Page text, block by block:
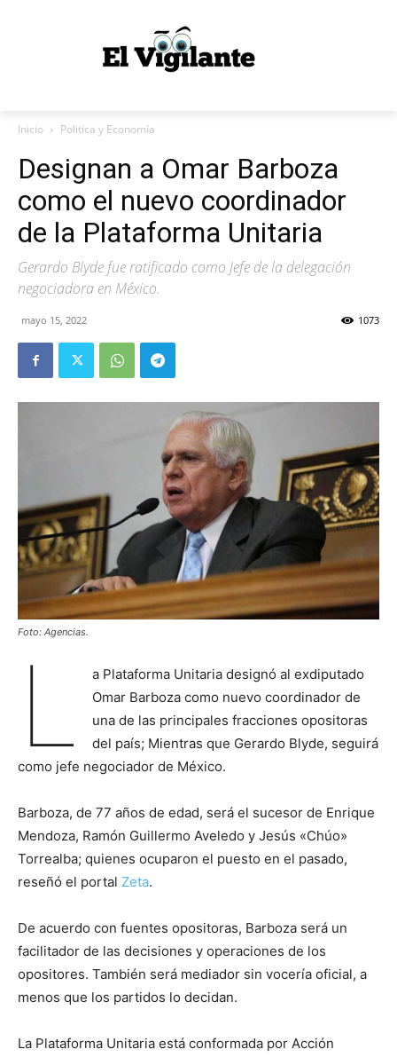
Inicio Politica y Economía
Designan a Omar Barboza
como el nuevo coordinador
de la Plataforma Unitaria
Gerardo Blyde fue ratificado como Jefe de la delegación
negociadora en México.
mayo 15, 2022 1073
Foto: Agencias.
L
a Plataforma Unitaria designó al exdiputado
Omar Barboza como nuevo coordinador de
una de las principales fracciones opositoras
del país; Mientras que Gerardo Blyde, seguirá
como jefe negociador de México.
Barboza, de 77 años de edad, será el sucesor de Enrique
Mendoza, Ramón Guillermo Aveledo y Jesús «Chúo»
Torrealba; quienes ocuparon el puesto en el pasado,
reseñó el portal Zeta.
De acuerdo con fuentes opositoras, Barboza será un
facilitador de las decisiones y operaciones de los
opositores. También será mediador sin vocería oficial, a
menos que los partidos lo decidan.
La Plataforma Unitaria está conformada por Acción